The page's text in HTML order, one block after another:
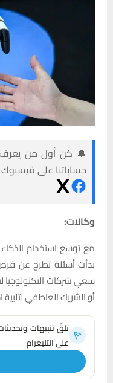
🔔 كن أول من يعرف
حساباتنا على
وكالات:
مع توسع استخدام
بدأت أسئلة تطرح عن
سعي شركات التكنولوجيا
أو الشريك العاطفي لتلبية
تلقَّ تنبيهات
على التليغرام